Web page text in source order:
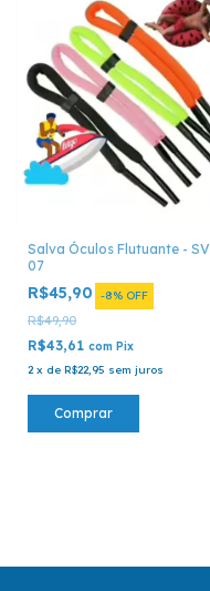
Salva Óculos Flutuante - SV
07
R$45,90 -8% OFF
R$49,90
R$43,61 com Pix
2 x de R$22,95 sem juros
Comprar